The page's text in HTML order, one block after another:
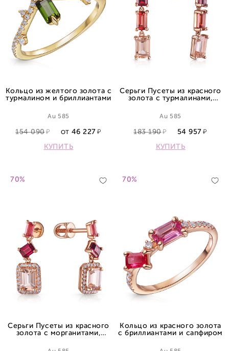
Кольцо из желтого золота с
турмалином и бриллиантами
Au 585
154 090 ОТ 46 227
КУПИТЬ
Серьги Пусеты из красного
золота с турмалинами,
бриллиантами
Au 585
183 190
54 957
КУПИТЬ
70%
Серьги Пусеты из красного
золота с морганитами,
бриллиантами
70%
Кольцо из красного золота
с бриллиантами и сапфиром